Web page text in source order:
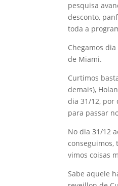
pesquisa
desconto,
toda a
Chegamos
de Miami.
Curtimos
demais),
dia 31/12, por
para passar
No dia 31/12
conseguimos,
vimos coisas
Sabe aquele